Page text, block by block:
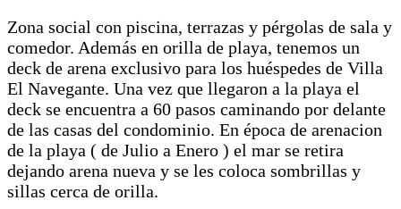
Zona social con piscina, terrazas y pérgolas de sala y
comedor. Además en orilla de playa, tenemos un
deck de arena exclusivo para los huéspedes de Villa
El Navegante. Una vez que llegaron a la playa el
deck se encuentra a 60 pasos caminando por delante
de las casas del condominio. En época de arenacion
de la playa ( de Julio a Enero ) el mar se retira
dejando arena nueva y se les coloca sombrillas y
sillas cerca de orilla.